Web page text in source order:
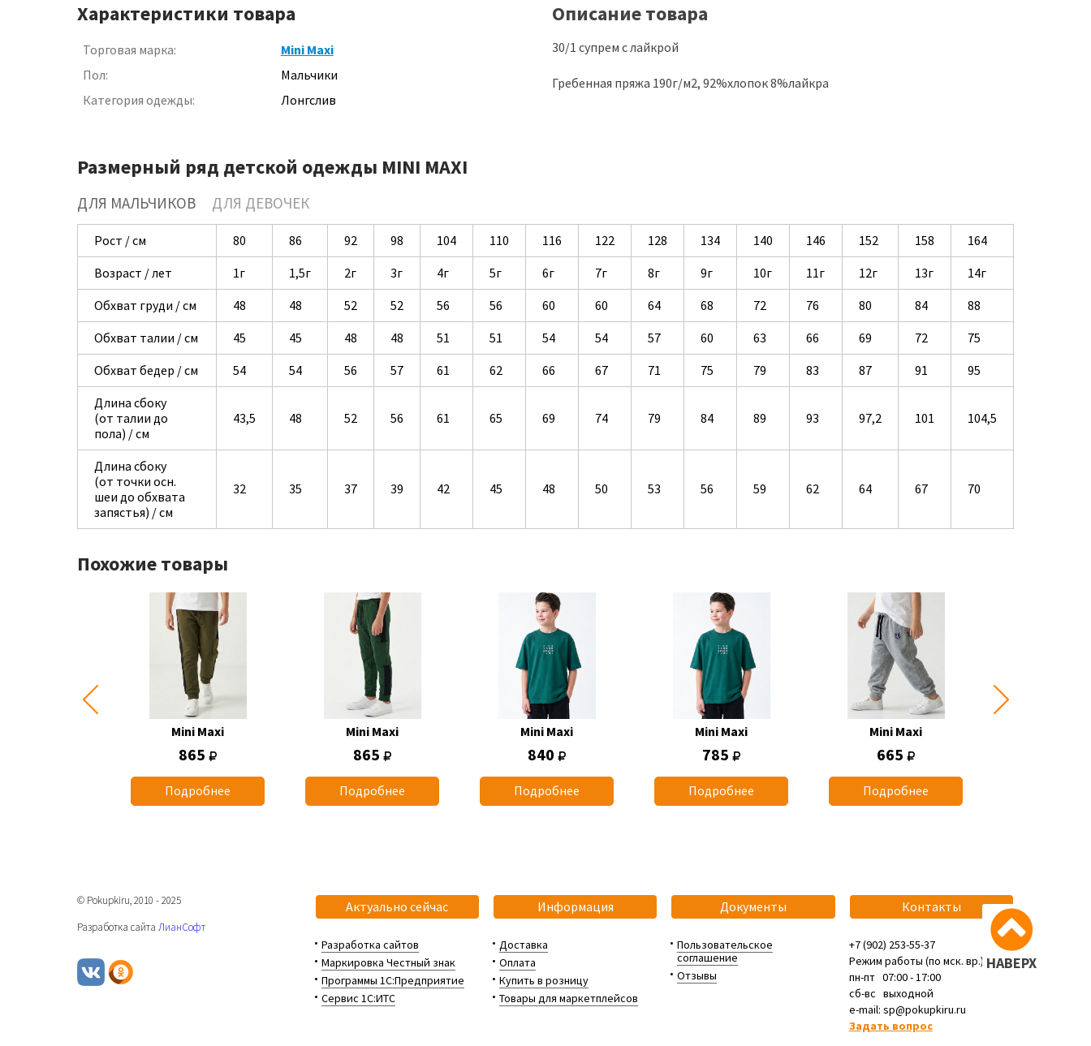
Характеристики товара
Торговая марка:
Mini Maxi
Пол:
Мальчики
Категория одежды:
Лонгслив
Описание товара
30/1 супрем с лайкрой
Гребенная пряжа 190г/м2, 92%хлопок 8%лайкра
Размерный ряд детской одежды MINI MAXI
ДЛЯ МАЛЬЧИКОВ ДЛЯ ДЕВОЧЕК
Рост / см 80 86 92 98 104 110 116 122 128 134 140 146 152 158
164
Возраст / лет
1г 1,5г 2г 3г 4г 5г 6г 7г 8г 9г 10г 11г 12г 13г
14г
Обхват груди / см
48 48 52 52 56 56 60 60 64 68 72 76 80 84
88
Обхват талии / см
45 45 48 48 51 51 54 54 57 60 63 66 69 72
75
Обхват бедер / см
54 54 56 57 61 62 66 67 71 75 79 83 87 91
95
Длина сбоку
(от талии до
пола) / см
43,5 48 52 56 61 65 69 74 79 84 89 93 97,2 101 104,5
Длина сбоку
(от точки осн.
шеи до обхвата
запястья) / см
32 35 37 39 42 45 48 50 53 56 59 62 64 67 70
Похожие товары
Mini Maxi
865
Подробнее
Mini Maxi
865
Подробнее
Mini Maxi
840
Подробнее
Mini Maxi
785
Подробнее
Mini Maxi
665
Подробнее
НАВЕРХ
Актуально сейчас
Разработка сайтов
Маркировка Честный знак
Программы 1С:Предприятие
Сервис 1С:ИТС
Информация
Доставка
Оплата
Купить в розницу
Товары для маркетплейсов
Документы
Пользовательское
соглашение
Отзывы
Контакты
+7 (902) 253-55-37
Режим работы (по мск. вр.):
пн-пт 07:00 - 17:00
сб-вс выходной
e-mail: sp@pokupkiru.ru
Задать вопрос
© Pokupkiru, 2010 - 2025
Разработка сайта ЛианСофт